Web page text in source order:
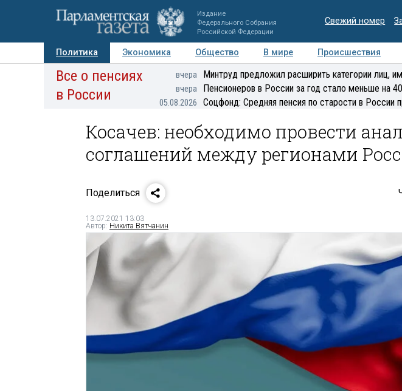
Издание
Федерального Собрания
Российской Федерации
Свежий номер
Политика Экономика Общество В мире Происшествия
Авторы Персоны Мнения Регионы Медиацентр
Все о пенсиях
в России
вчера Минтруд предложил расширить категории лиц,
вчера Пенсионеров в России за год стало меньше на
05.08.2026 Соцфонд: Средняя пенсия по старости в России
Косачев: необходимо провести
соглашений между регионами
Поделиться
13.07.2021 13:03
Автор: Никита Вятчанин